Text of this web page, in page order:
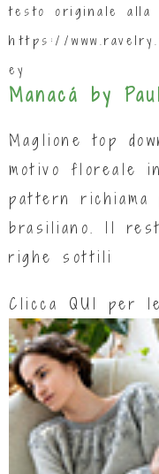
testo originale alla
https://
ey
Manacá by
Maglione top
motivo floreale
pattern
brasiliano. Il
righe sottili
Clicca QUI per